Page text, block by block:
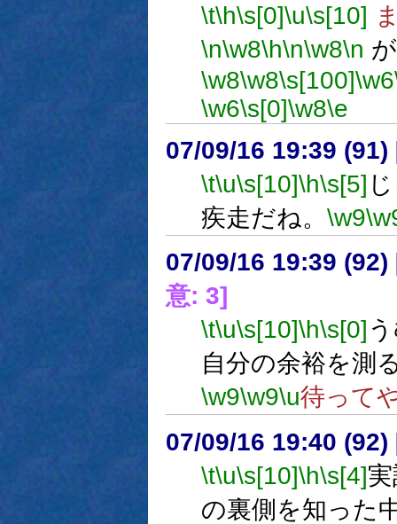
\t\h\s[0]\u\s[10]
\n\w8\h\n\w8\n
\w8\w8\s[100]\w6
\w6\s[0]\w8\e
07/09/16 19:39 (91)
\t\u\s[10]\h\s[5]
疾走だね。 \w9
07/09/16 19:39 (92)
意: 3]
\t\u\s[10]\h\s[0]
自分の余裕を測
\w9\w9\u待って
07/09/16 19:40 (92)
\t\u\s[10]\h\s[4]
の裏側を知った